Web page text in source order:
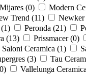
Mijares (0) Modern
Trend (11) Newker
1) Peronda (21)
(13) Prissmacer (0)
Saloni Ceramica (1)
(3) Tau
0) Vallelunga